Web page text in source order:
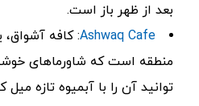
بعد از ظهر باز است.
Ashwaq Cafe: کافه
منطقه است که شاورماهای
‌توانید آن را با آبمیوه تازه‌ میل